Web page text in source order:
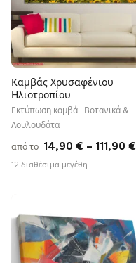
Καμβάς Χρυσαφένιου
Ηλιοτροπίου
Εκτύπωση καμβά · Βοτανικά &
Λουλουδάτα
από το 14,90 € – 111,90 €
12 διαθέσιμα μεγέθη
♡